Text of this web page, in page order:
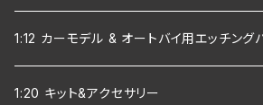
1:12 カーモデル & オートバイ用エッチング
1:20 キット&アクセサリー